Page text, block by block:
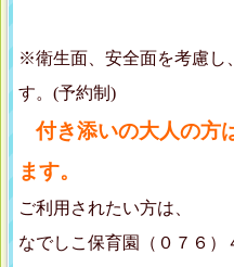
※衛生面、安全面を考慮し
す。(予約制)
付き添いの大人の方
ます。
ご利用されたい方は、
なでしこ保育園（０７６）